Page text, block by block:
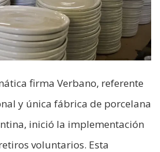
firma Verbano, referente
y única fábrica de porcelana
inició la implementación
voluntarios. Esta